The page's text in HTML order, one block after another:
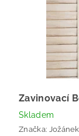
Zavinovací
Skladem
Značka: Jožánek